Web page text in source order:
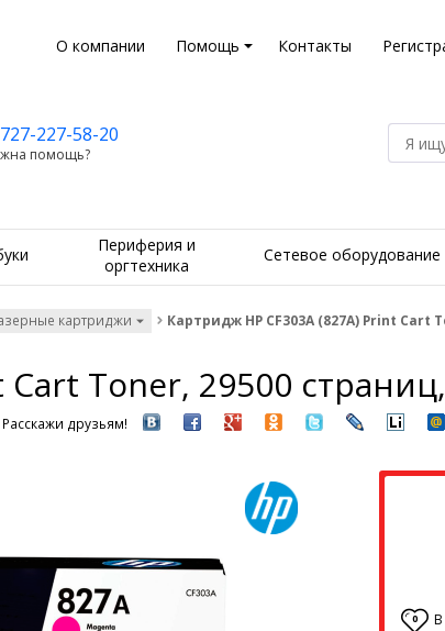
О компании Помощь Контакты
227-58-20
помощь?
Периферия и
оргтехника
Сетевое оборудование
картриджи Картридж HP CF303A (827A) Print
Cart Toner, 29500
друзьям!
0